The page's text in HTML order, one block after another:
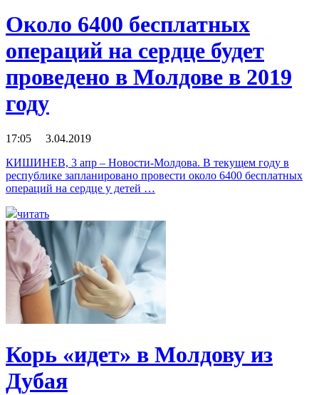
Около 6400 бесплатных
операций на сердце будет
проведено в Молдове в 2019
году
17:05 3.04.2019
КИШИНЕВ, 3 апр – Новости-Молдова. В текущем году в
республике запланировано провести около 6400 бесплатных
операций на сердце у детей …
читать
Корь «идет» в Молдову из
Дубая